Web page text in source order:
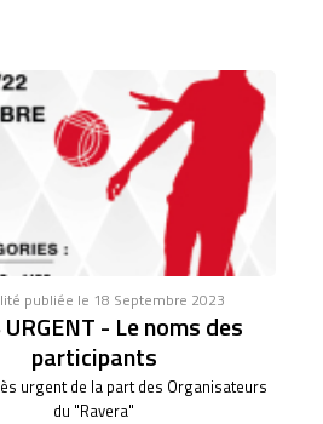
publiée le 18 Septembre 2023
URGENT - Le noms des
participants
urgent de la part des Organisateurs
du "Ravera"